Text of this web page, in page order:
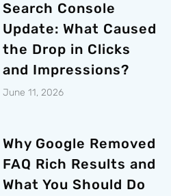
Search Console
Update: What Caused
the Drop in Clicks
and Impressions?
June 11, 2026
Why Google Removed
FAQ Rich Results and
What You Should Do